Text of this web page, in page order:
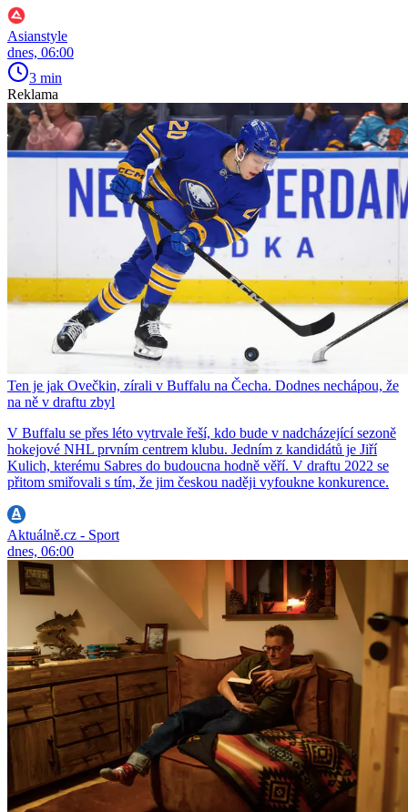
Asianstyle
dnes, 06:00
3 min
Reklama
Ten je jak Ovečkin, zírali v Buffalu na Čecha. Dodnes nechápou, že
na ně v draftu zbyl
V Buffalu se přes léto vytrvale řeší, kdo bude v nadcházející sezoně
hokejové NHL prvním centrem klubu. Jedním z kandidátů je Jiří
Kulich, kterému Sabres do budoucna hodně věří. V draftu 2022 se
přitom smiřovali s tím, že jim českou naději vyfoukne konkurence.
Aktuálně.cz - Sport
dnes, 06:00